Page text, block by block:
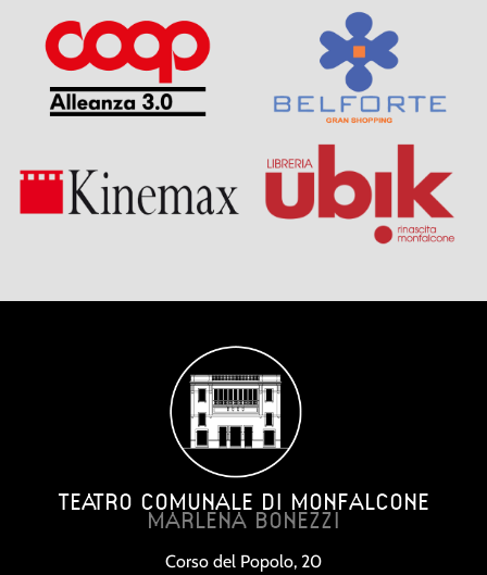
TEATRO COMUNALE DI MONFALCONE
MARLENA BONEZZI
Corso del Popolo, 20